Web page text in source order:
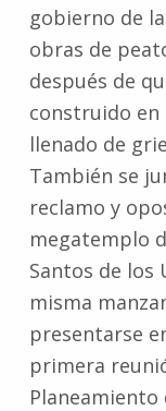
gobierno de
obras de
después de
construido en
llenado de
También se
reclamo y
megatemplo
Santos de los
misma
presentarse
primera